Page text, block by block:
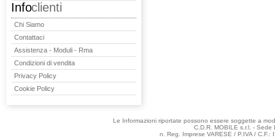
Infoclienti
Chi Siamo
Contattaci
Assistenza - Moduli - Rma
Condizioni di vendita
Privacy Policy
Cookie Policy
Le Informazioni riportate possono essere soggette a
C.D.R. MOBILE s.r.l. -
n. Reg. Imprese VARESE / P.IVA /